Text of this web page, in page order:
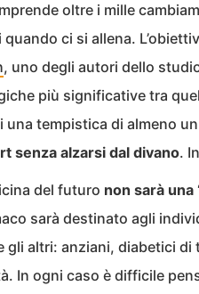
oltre i mille
ci si allena.
, uno degli autori dello
più significative tra
tempistica di almeno
senza alzarsi dal divano.
del futuro non sarà una
sarà destinato agli
altri: anziani, diabetici di
In ogni caso è difficile